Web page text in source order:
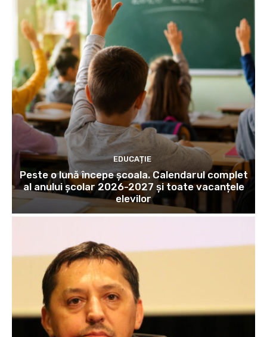
EDUCAȚIE
Peste o lună începe școala. Calendarul complet
al anului școlar 2026-2027 și toate vacanțele
elevilor